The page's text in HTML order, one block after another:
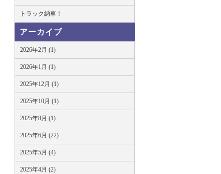
トラック納車！
アーカイブ
2026年2月 (1)
2026年1月 (1)
2025年12月 (1)
2025年10月 (1)
2025年8月 (1)
2025年6月 (22)
2025年5月 (4)
2025年4月 (2)